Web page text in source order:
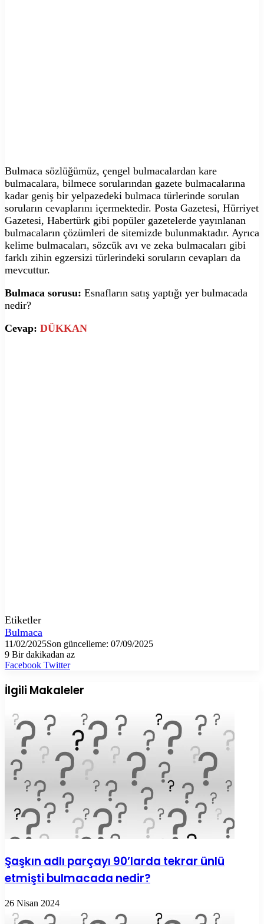
Bulmaca sözlüğümüz, çengel bulmacalardan kare
bulmacalara, bilmece sorularından gazete bulmacalarına
kadar geniş bir yelpazedeki bulmaca türlerinde sorulan
soruların cevaplarını içermektedir. Posta Gazetesi, Hürriyet
Gazetesi, Habertürk gibi popüler gazetelerde yayınlanan
bulmacaların çözümleri de sitemizde bulunmaktadır. Ayrıca
kelime bulmacaları, sözcük avı ve zeka bulmacaları gibi
farklı zihin egzersizi türlerindeki soruların cevapları da
mevcuttur.
Bulmaca sorusu: Esnafların satış yaptığı yer bulmacada
nedir?
Cevap: DÜKKAN
Etiketler
Bulmaca
11/02/2025Son güncelleme: 07/09/2025
9 Bir dakikadan az
Facebook TwitterLinkedIn
Tumblr
Pinterest
Reddit
VKontakte
E-
ile
paylaş
Yazdır
İlgili Makaleler
Şaşkın adlı parçayı 90’larda tekrar ünlü
etmişti bulmacada nedir?
26 Nisan 2024